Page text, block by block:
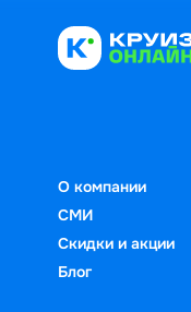
О компании
СМИ
Скидки и акции
Блог